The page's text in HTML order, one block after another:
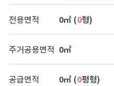
전용면적 0㎡ (0형)
주거공용면적 0㎡
공급면적 0㎡ (0평형)